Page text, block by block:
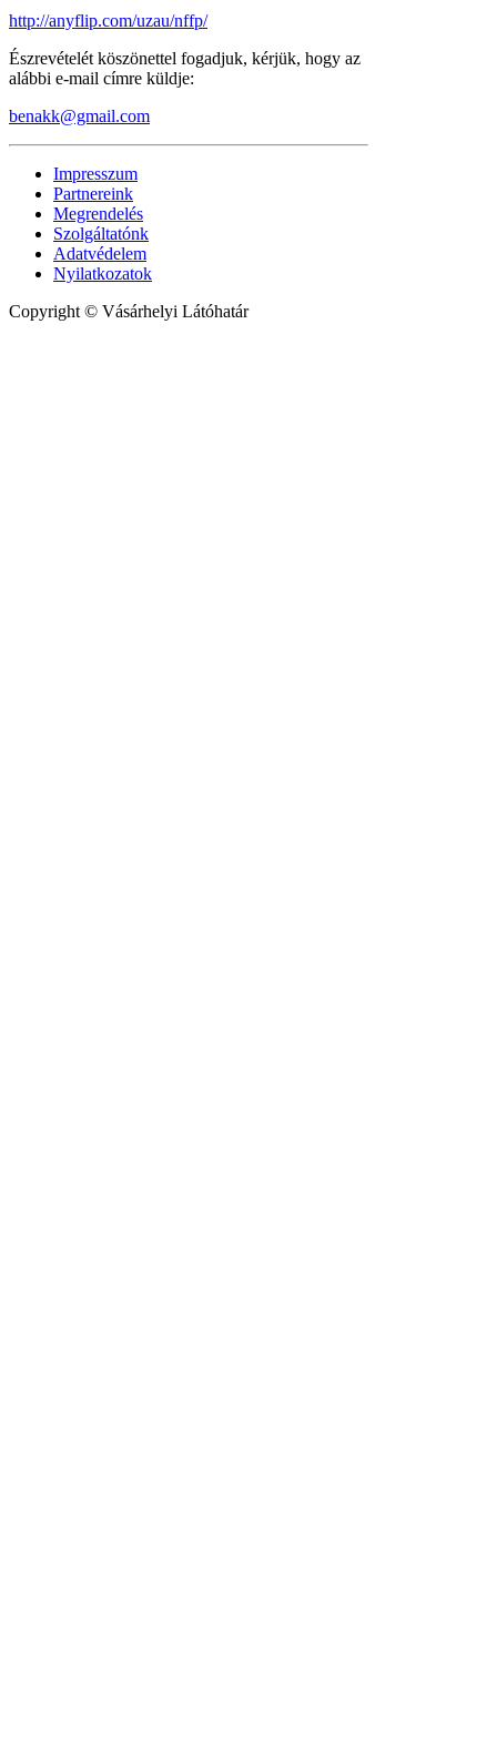
http://anyflip.com/uzau/nffp/
Észrevételét köszönettel fogadjuk, kérjük, hogy az
alábbi e-mail címre küldje:
benakk@gmail.com
Impresszum
Partnereink
Megrendelés
Szolgáltatónk
Adatvédelem
Nyilatkozatok
Copyright © Vásárhelyi Látóhatár